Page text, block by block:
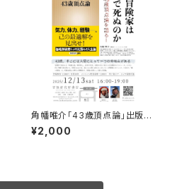
角幡唯介「43歳頂点論」出版記
念トークイベント録画視聴権
¥2,000